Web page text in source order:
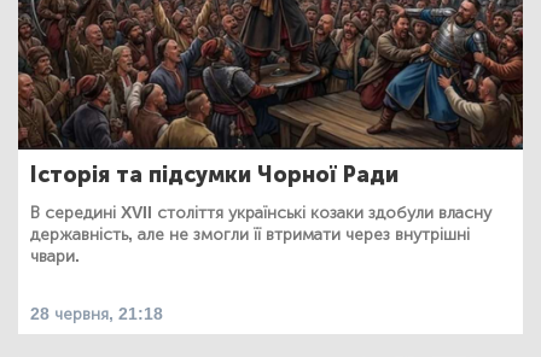
Історія та підсумки Чорної Ради
В середині XVII століття українські козаки здобули власну
державність, але не змогли її втримати через внутрішні
чвари.
28 червня, 21:18